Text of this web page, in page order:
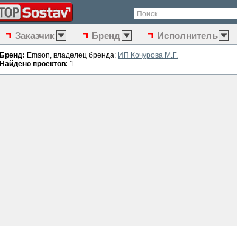
Поиск
Заказчик Бренд Исполнитель
Бренд: Emson, владелец бренда: ИП Кочурова М.Г.
Найдено проектов: 1